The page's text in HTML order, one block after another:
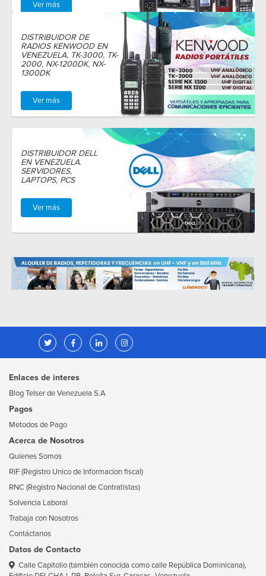
Ver más
DISTRIBUIDOR DE
RADIOS KENWOOD EN
VENEZUELA, TK-3000, TK-
2000, NX-1200DK, NX-
1300DK
Ver más
DISTRIBUIDOR DELL
EN VENEZUELA.
SERVIDORES,
LAPTOPS, PCS
Ver más
Enlaces de interes
Blog Telser de Venezuela S.A
Pagos
Metodos de Pago
Acerca de Nosotros
Quienes Somos
RIF (Registro Unico de Informacion fiscal)
RNC (Registro Nacional de Contratistas)
Solvencia Laboral
Trabaja con Nosotros
Contáctanos
Datos de Contacto
Calle Capitolio (también conocida como calle República Dominicana),